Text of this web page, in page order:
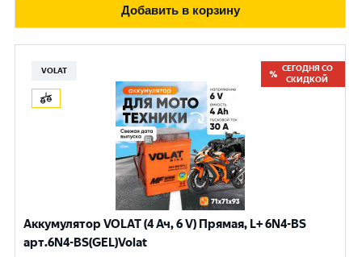
Добавить в корзину
VOLAT
СЕГОДНЯ СО
СКИДКОЙ
Аккумулятор VOLAT (4 Ач, 6 V) Прямая, L+ 6N4-BS
арт.6N4-BS(GEL)Volat